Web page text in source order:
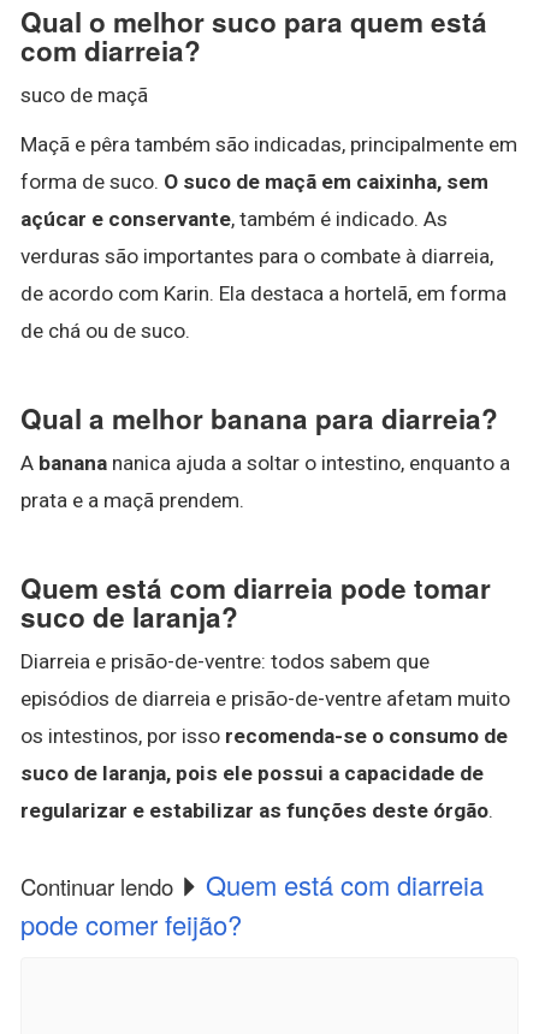
Qual o melhor suco para quem está
com diarreia?
suco de maçã
Maçã e pêra também são indicadas, principalmente em
forma de suco. O suco de maçã em caixinha, sem
açúcar e conservante, também é indicado. As
verduras são importantes para o combate à diarreia,
de acordo com Karin. Ela destaca a hortelã, em forma
de chá ou de suco.
Qual a melhor banana para diarreia?
A banana nanica ajuda a soltar o intestino, enquanto a
prata e a maçã prendem.
Quem está com diarreia pode tomar
suco de laranja?
Diarreia e prisão-de-ventre: todos sabem que
episódios de diarreia e prisão-de-ventre afetam muito
os intestinos, por isso recomenda-se o consumo de
suco de laranja, pois ele possui a capacidade de
regularizar e estabilizar as funções deste órgão.
Continuar lendo
Quem está com diarreia
pode comer feijão?